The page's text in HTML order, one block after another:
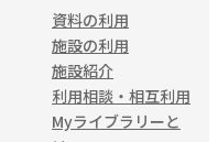
資料の利用
施設の利用
施設紹介
利用相談・相互利用
Myライブラリーと